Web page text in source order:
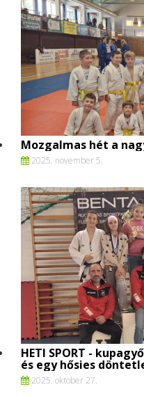
Mozgalmas hét a
2025. november 5.
HETI SPORT -
és egy hősies
2025. oktober 27.